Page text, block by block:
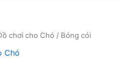
chơi cho Chó / Bóng cói
Chó